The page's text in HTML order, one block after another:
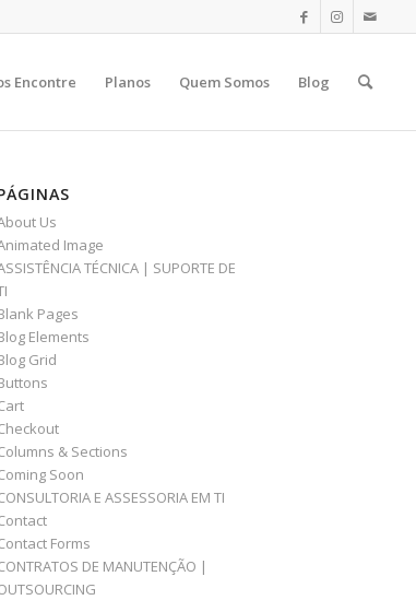
Encontre Planos Quem Somos Blog
Us
Image
TÉCNICA | SUPORTE DE
Pages
Elements
Grid
& Sections
Soon
E ASSESSORIA EM TI
Forms
DE MANUTENÇÃO |